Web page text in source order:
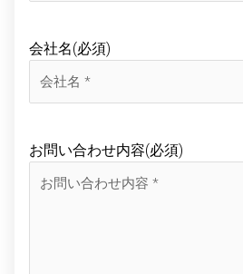
会社名(必須)
お問い合わせ内容(必須)